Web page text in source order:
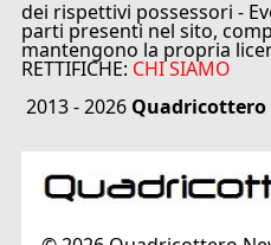
dei rispettivi possessori -
parti presenti nel sito,
mantengono la propria
RETTIFICHE: CHI SIAMO
2013 - 2026 Quadricottero